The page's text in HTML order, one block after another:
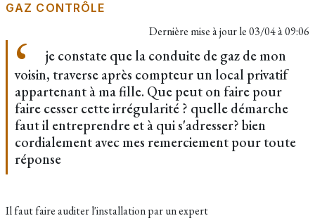
GAZ CONTRÔLE
Dernière mise à jour le03/04 à 09:06
je constate que la conduite de gaz de mon
voisin, traverse après compteur un local privatif
appartenant à ma fille. Que peut on faire pour
faire cesser cette irrégularité ? quelle démarche
faut il entreprendre et à qui s'adresser? bien
cordialement avec mes remerciement pour toute
réponse
Il faut faire auditer l'installation par un expert